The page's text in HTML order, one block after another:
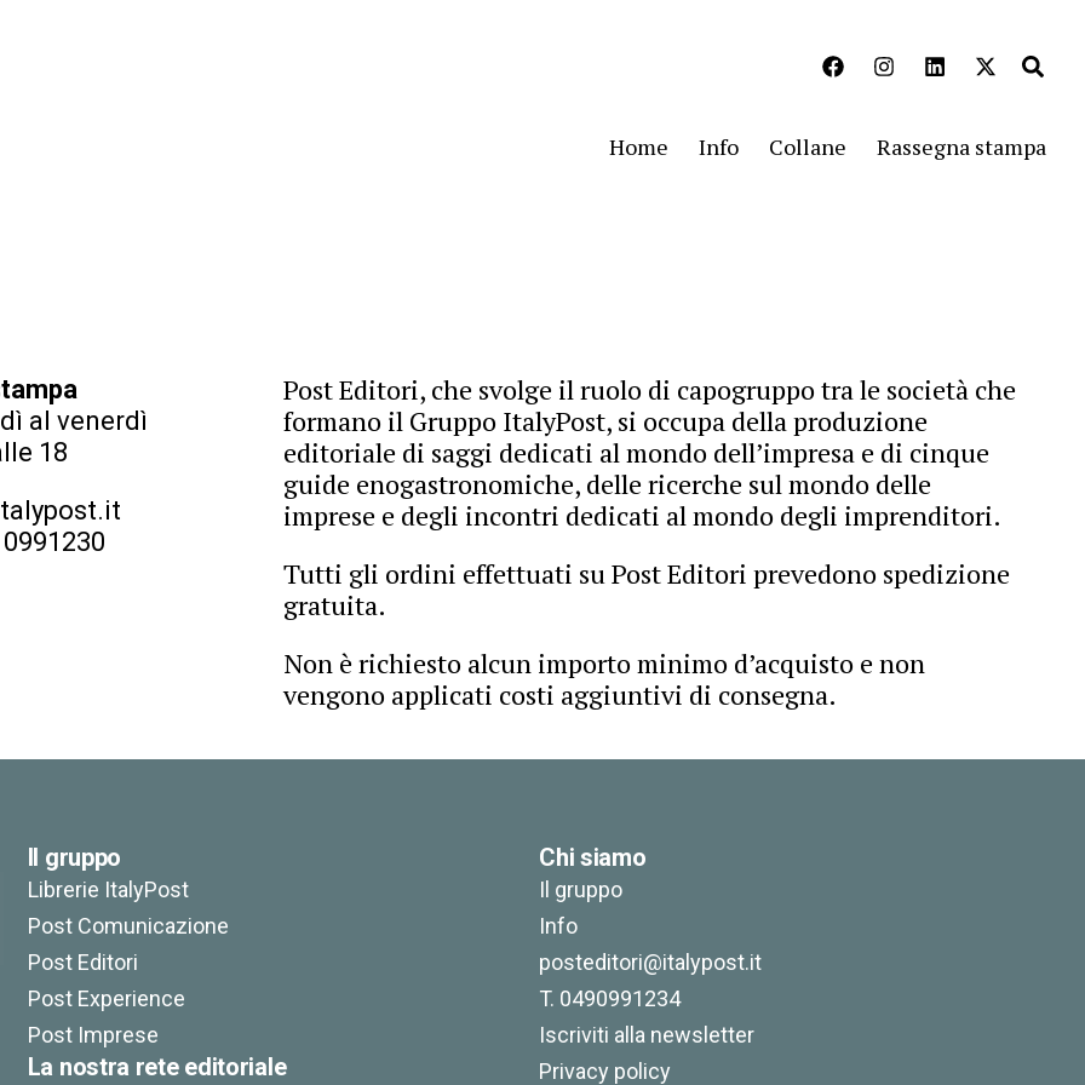
Home Info Collane Rassegna stampa
al venerdì
18
Post Editori, che svolge il ruolo di capogruppo tra le società che
formano il Gruppo ItalyPost, si occupa della produzione
editoriale di saggi dedicati al mondo dell’impresa e di cinque
guide enogastronomiche, delle ricerche sul mondo delle
imprese e degli incontri dedicati al mondo degli imprenditori.
Tutti gli ordini effettuati su Post Editori prevedono spedizione
gratuita.
Non è richiesto alcun importo minimo d’acquisto e non
vengono applicati costi aggiuntivi di consegna.
Il gruppo
Librerie ItalyPost
Post Comunicazione
Post Editori
Post Experience
Post Imprese
La nostra rete editoriale
Chi siamo
Il gruppo
Info
posteditori@italypost.it
T. 0490991234
Iscriviti alla newsletter
Privacy policy